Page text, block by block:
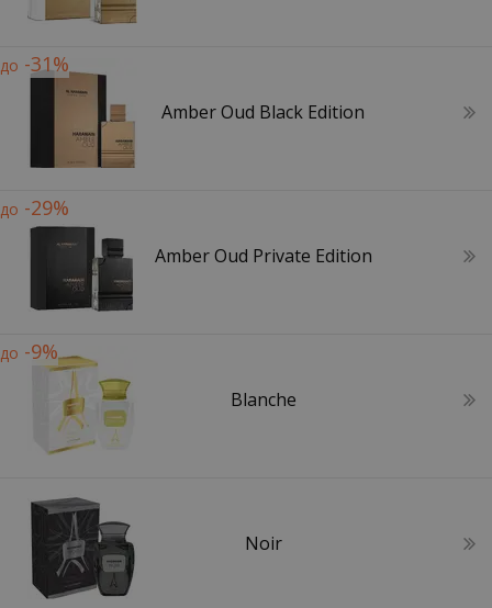
до -31%
Amber Oud Black Edition
до -29%
Amber Oud Private Edition
до -9%
Blanche
Noir